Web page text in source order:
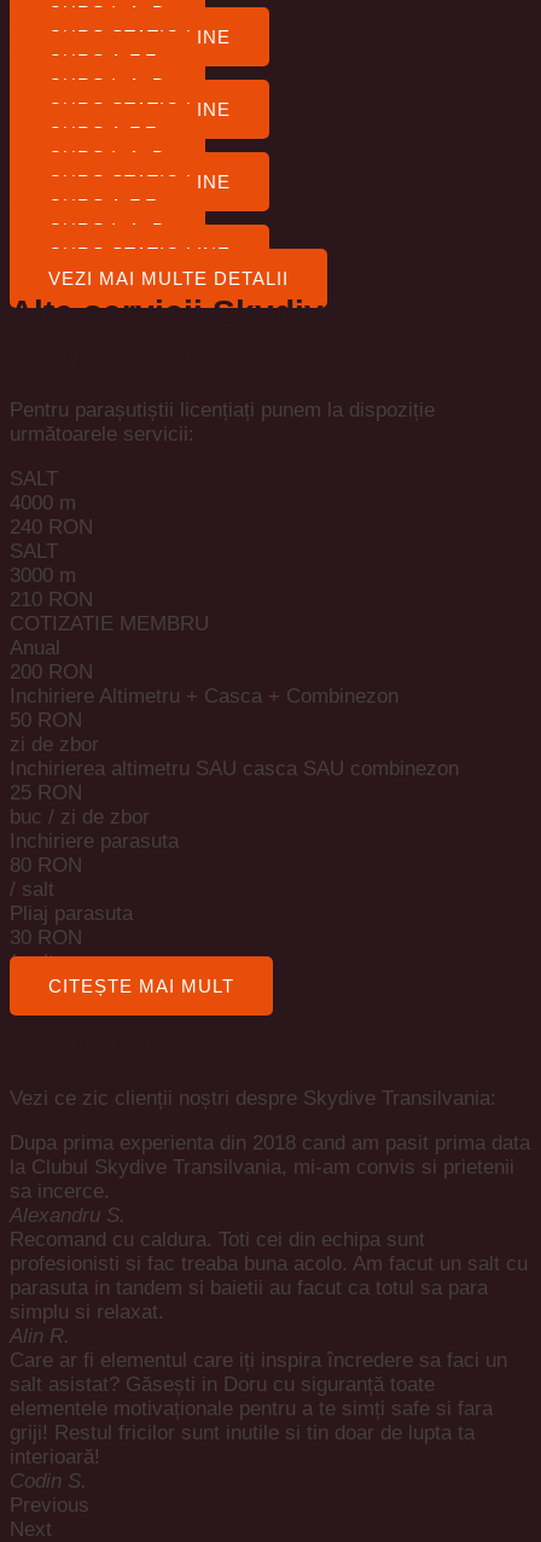
CURS I. A .D
CURS STATIC LINE
CURS A.F.F
CURS I. A .D
CURS STATIC LINE
CURS A.F.F
CURS I. A .D
CURS STATIC LINE
CURS A.F.F
CURS I. A .D
CURS STATIC LINE
VEZI MAI MULTE DETALII
Alte servicii Skydive
Pentru parașutiștii licențiați punem la dispoziție
următoarele servicii:
SALT
4000 m
240 RON
SALT
3000 m
210 RON
COTIZATIE MEMBRU
Anual
200 RON
Inchiriere Altimetru + Casca + Combinezon
50 RON
zi de zbor
Inchirierea altimetru SAU casca SAU combinezon
25 RON
buc / zi de zbor
Inchiriere parasuta
80 RON
/ salt
Pliaj parasuta
30 RON
/ salt
CITEȘTE MAI MULT
Vezi ce zic clienții noștri despre Skydive Transilvania:
Dupa prima experienta din 2018 cand am pasit prima data
la Clubul Skydive Transilvania, mi-am convis si prietenii
sa incerce.
Alexandru S.
Recomand cu caldura. Toti cei din echipa sunt
profesionisti si fac treaba buna acolo. Am facut un salt cu
parasuta in tandem si baietii au facut ca totul sa para
simplu si relaxat.
Alin R.
Care ar fi elementul care iți inspira încredere sa faci un
salt asistat? Găsești in Doru cu siguranță toate
elementele motivaționale pentru a te simți safe si fara
griji! Restul fricilor sunt inutile si tin doar de lupta ta
interioară!
Codin S.
Previous
Next